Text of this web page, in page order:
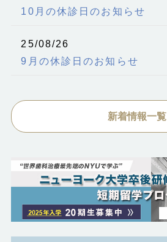
10月の休診日のお知らせ
25/08/26
9月の休診日のお知らせ
新着情報一覧